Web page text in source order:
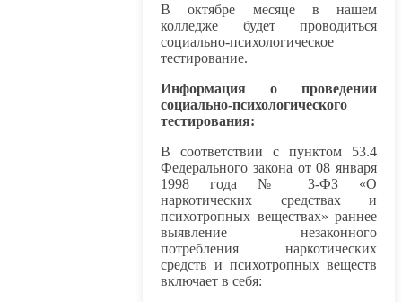
В октябре месяце в нашем
колледже будет проводиться
социально-психологическое
тестирование.
Информация о проведении
социально-психологического
тестирования:
В соответствии с пунктом 53.4
Федерального закона от 08 января
1998 года № 3-ФЗ «О
наркотических средствах и
психотропных веществах» раннее
выявление незаконного
потребления наркотических
средств и психотропных веществ
включает в себя: